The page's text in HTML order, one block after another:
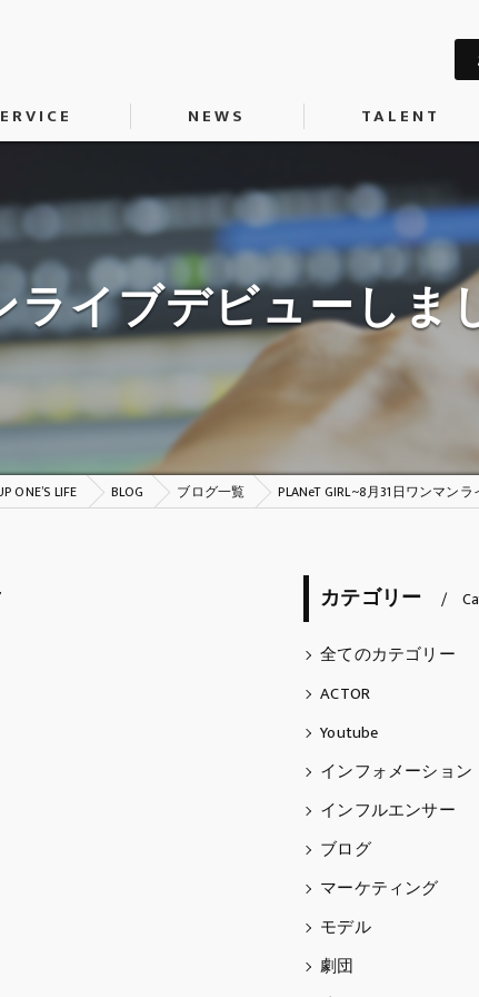
SNS運用代行 HP制作 記事作成代行
NEWS TALENT
AIタレント
COSPLAYER
MODEL
森神匠
劇団「カウント
天埜らむね
五阿弥ルナ
Thomas Caderao
ライブデビューしま
LIFE BLOG ブログ一覧 PLANeT GIRL~8月31日ワンマン
カテゴリー
全てのカテゴリー
ACTOR
Youtube
インフォメーション
インフルエンサー
ブログ
マーケティング
モデル
劇団